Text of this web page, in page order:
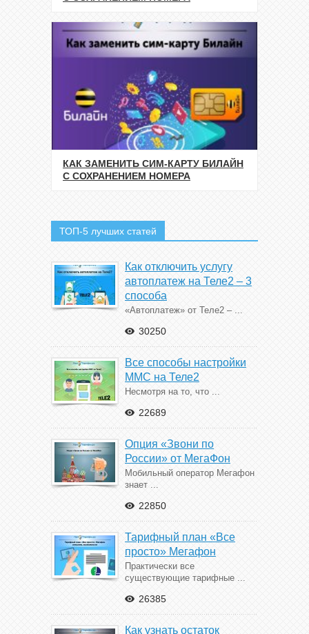
КАК ЗАМЕНИТЬ СИМ-КАРТУ БИЛАЙН
С СОХРАНЕНИЕМ НОМЕРА
ТОП-5 лучших статей
Как отключить услугу
автоплатеж на Теле2 – 3
способа
«Автоплатеж» от Теле2 – ...
30250
Все способы настройки
ММС на Теле2
Несмотря на то, что ...
22689
Опция «Звони по
России» от МегаФон
Мобильный оператор Мегафон
знает ...
22850
Тарифный план «Все
просто» Мегафон
Практически все
существующие тарифные ...
26385
Как узнать остаток